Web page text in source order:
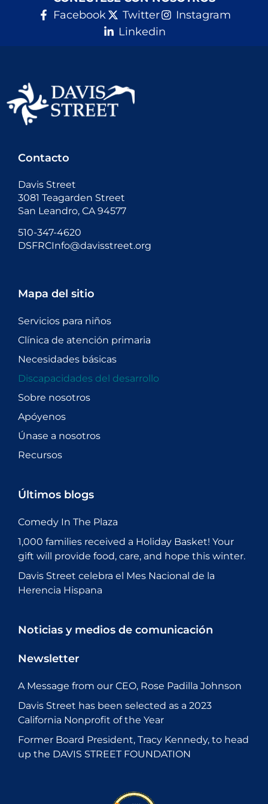
Facebook
Twitter
Instagram
Linkedin
Contacto
Davis Street
3081 Teagarden Street
San Leandro, CA 94577
510-347-4620
DSFRCInfo@davisstreet.org
Mapa del sitio
Servicios para niños
Clínica de atención primaria
Necesidades básicas
Discapacidades del desarrollo
Sobre nosotros
Apóyenos
Únase a nosotros
Recursos
Últimos blogs
Comedy In The Plaza
1,000 families received a Holiday Basket! Your
gift will provide food, care, and hope this winter.
Davis Street celebra el Mes Nacional de la
Herencia Hispana
Noticias y medios de comunicación
Newsletter
A Message from our CEO, Rose Padilla Johnson
Davis Street has been selected as a 2023
California Nonprofit of the Year
Former Board President, Tracy Kennedy, to head
up the DAVIS STREET FOUNDATION